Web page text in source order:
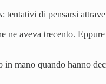
: tentativi di pensarsi
aveva trecento.
mano quando hanno